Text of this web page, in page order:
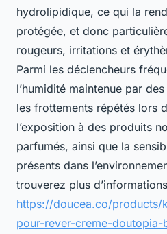
hydrolipidique, ce qui la
protégée, et donc
rougeurs, irritations et
Parmi les déclencheurs
l’humidité maintenue par
les frottements répétés lors
l’exposition à des produits
parfumés, ainsi que la
présents dans
trouverez plus
https://doucea.co/products/
pour-rever-creme-doutopia-